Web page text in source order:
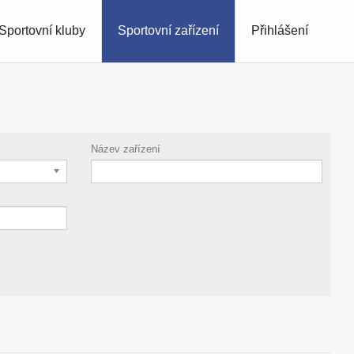
Přihlášení
Sportovní kluby Sportovní zařízení
Název zařízení